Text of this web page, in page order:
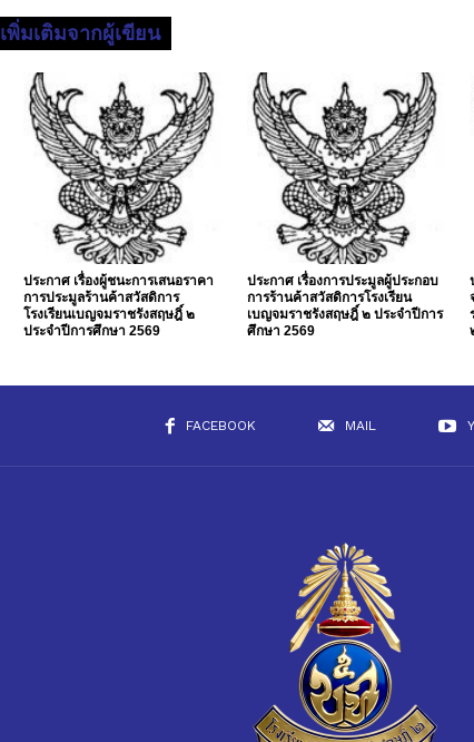
เพิ่มเติมจากผู้เขียน
ประกาศ เรื่องผู้ชนะการเสนอราคา
การประมูลร้านค้าสวัสดิการ
โรงเรียนเบญจมราชรังสฤษฎิ์ ๒
ประจำปีการศึกษา 2569
ประกาศ เรื่องการประมูลผู้ประกอบ
การร้านค้าสวัสดิการโรงเรียน
เบญจมราชรังสฤษฎิ์ ๒ ประจำปีการ
ศึกษา 2569
FACEBOOK MAIL